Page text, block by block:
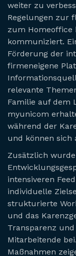
weiter zu
Regelungen zur
zum
kommuniziert.
Förderung der
firmeneigene
relevante
Familie auf dem
myunicom
während der
und können sich
Zusätzlich
intensiveren
individuelle
strukturierte
und das
Transparenz
Mitarbeitende
Maßnahmen